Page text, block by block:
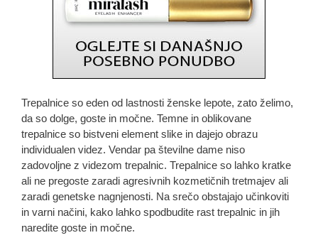
Trepalnice so eden od lastnosti ženske lepote, zato želimo,
da so dolge, goste in močne. Temne in oblikovane
trepalnice so bistveni element slike in dajejo obrazu
individualen videz. Vendar pa številne dame niso
zadovoljne z videzom trepalnic. Trepalnice so lahko kratke
ali ne pregoste zaradi agresivnih kozmetičnih tretmajev ali
zaradi genetske nagnjenosti. Na srečo obstajajo učinkoviti
in varni načini, kako lahko spodbudite rast trepalnic in jih
naredite goste in močne.